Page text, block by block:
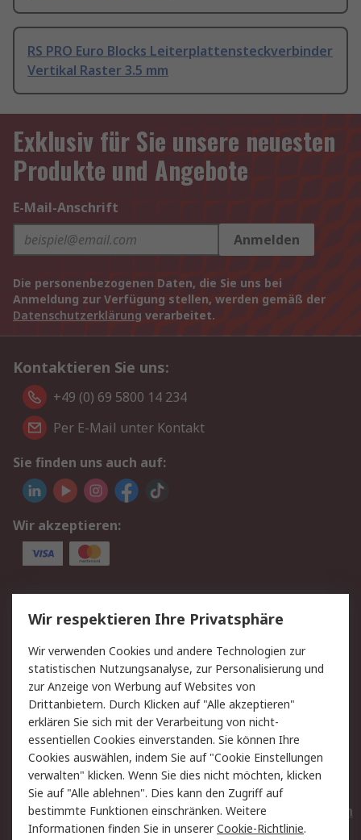
RS PRO Euro Blocks Leiterplattensteckverbinder
Vertikal Raster 3.5 mm
Exklusiv für Sie unsere neuesten
Produkte und Angebote
E-Mail-Anschrift
Anmelden
Die personenbezogenen Daten, die Sie uns bei
Anmeldung zur Verfügung stellen, werden gemäß der
Datenschutzerklärung verarbeitet.
Kontaktieren Sie uns:
+49 (0) 69 5800 14 234
Per E-Mail unter Kontakt
Sie finden uns auch auf:
Wir akzeptieren:
Service
Value Added Services
Lieferlösungen
Rücksendungen
Kontakt
Hilfe
Privatkunden
Rechtliches
AGB
Datenschutz
Cookie-Richtlinie
Zahlungsbedingungen
Copyright/Impressum
Entsorgung
Elektrogeräte/Batterien
Wir respektieren Ihre Privatsphäre
Wir verwenden Cookies und andere Technologien zur
statistischen Nutzungsanalyse, zur Personalisierung und
zur Anzeige von Werbung auf Websites von
Drittanbietern. Durch Klicken auf "Alle akzeptieren"
erklären Sie sich mit der Verarbeitung von nicht-
essentiellen Cookies einverstanden. Sie können Ihre
Cookies auswählen, indem Sie auf "Cookie Einstellungen
verwalten" klicken. Wenn Sie dies nicht möchten, klicken
Sie auf "Alle ablehnen". Dies kann den Zugriff auf
bestimmte Funktionen einschränken. Weitere
Informationen finden Sie in unsererCookie-Richtlinie.